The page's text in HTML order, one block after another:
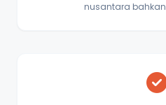
nusantara